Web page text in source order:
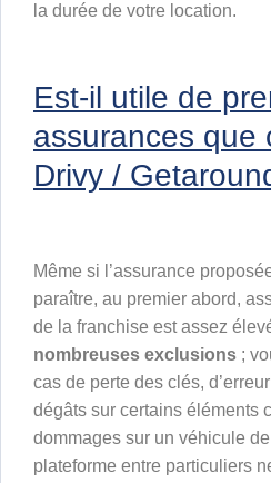
la durée de votre location.
Est-il utile de
assurances que
Drivy /
Même si l’assurance
paraître, au premier abord,
de la franchise est assez
nombreuses exclusions ;
cas de perte des clés,
dégâts sur certains éléments
dommages sur un véhicule
plateforme entre particuliers